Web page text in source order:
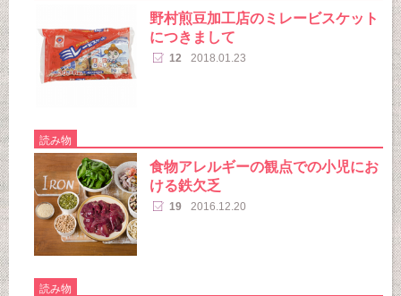
野村煎豆加工店のミレービスケット
につきまして
12 2018.01.23
読み物
食物アレルギーの観点での小児にお
ける鉄欠乏
19 2016.12.20
読み物